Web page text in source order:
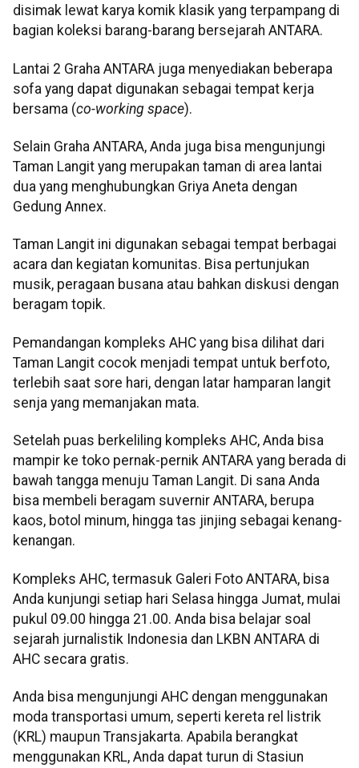
disimak lewat karya komik klasik yang terpampang di
bagian koleksi barang-barang bersejarah ANTARA.
Lantai 2 Graha ANTARA juga menyediakan beberapa
sofa yang dapat digunakan sebagai tempat kerja
bersama (co-working space).
Selain Graha ANTARA, Anda juga bisa mengunjungi
Taman Langit yang merupakan taman di area lantai
dua yang menghubungkan Griya Aneta dengan
Gedung Annex.
Taman Langit ini digunakan sebagai tempat berbagai
acara dan kegiatan komunitas. Bisa pertunjukan
musik, peragaan busana atau bahkan diskusi dengan
beragam topik.
Pemandangan kompleks AHC yang bisa dilihat dari
Taman Langit cocok menjadi tempat untuk berfoto,
terlebih saat sore hari, dengan latar hamparan langit
senja yang memanjakan mata.
Setelah puas berkeliling kompleks AHC, Anda bisa
mampir ke toko pernak-pernik ANTARA yang berada di
bawah tangga menuju Taman Langit. Di sana Anda
bisa membeli beragam suvernir ANTARA, berupa
kaos, botol minum, hingga tas jinjing sebagai kenang-
kenangan.
Kompleks AHC, termasuk Galeri Foto ANTARA, bisa
Anda kunjungi setiap hari Selasa hingga Jumat, mulai
pukul 09.00 hingga 21.00. Anda bisa belajar soal
sejarah jurnalistik Indonesia dan LKBN ANTARA di
AHC secara gratis.
Anda bisa mengunjungi AHC dengan menggunakan
moda transportasi umum, seperti kereta rel listrik
(KRL) maupun Transjakarta. Apabila berangkat
menggunakan KRL, Anda dapat turun di Stasiun